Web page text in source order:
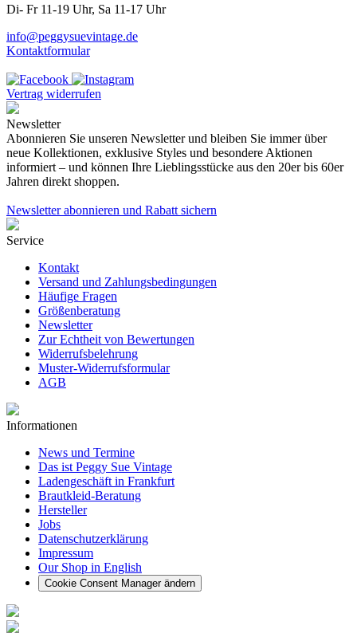
Di- Fr 11-19 Uhr, Sa 11-17 Uhr
info@peggysuevintage.de
Kontaktformular
Vertrag widerrufen
Newsletter
Abonnieren Sie unseren Newsletter und bleiben Sie immer über
neue Kollektionen, exklusive Styles und besondere Aktionen
informiert – und können Ihre Lieblingsstücke aus den 20er bis 60er
Jahren direkt shoppen.
Newsletter abonnieren und Rabatt sichern
Service
Kontakt
Versand und Zahlungsbedingungen
Häufige Fragen
Größenberatung
Newsletter
Zur Echtheit von Bewertungen
Widerrufsbelehrung
Muster-Widerrufsformular
AGB
Informationen
News und Termine
Das ist Peggy Sue Vintage
Ladengeschäft in Frankfurt
Brautkleid-Beratung
Hersteller
Jobs
Datenschutzerklärung
Impressum
Our Shop in English
Cookie Consent Manager ändern